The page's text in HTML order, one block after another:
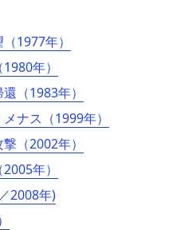
1977年）
年）
（1983年）
ナス（1999年）
（2002年）
年）
2008年)